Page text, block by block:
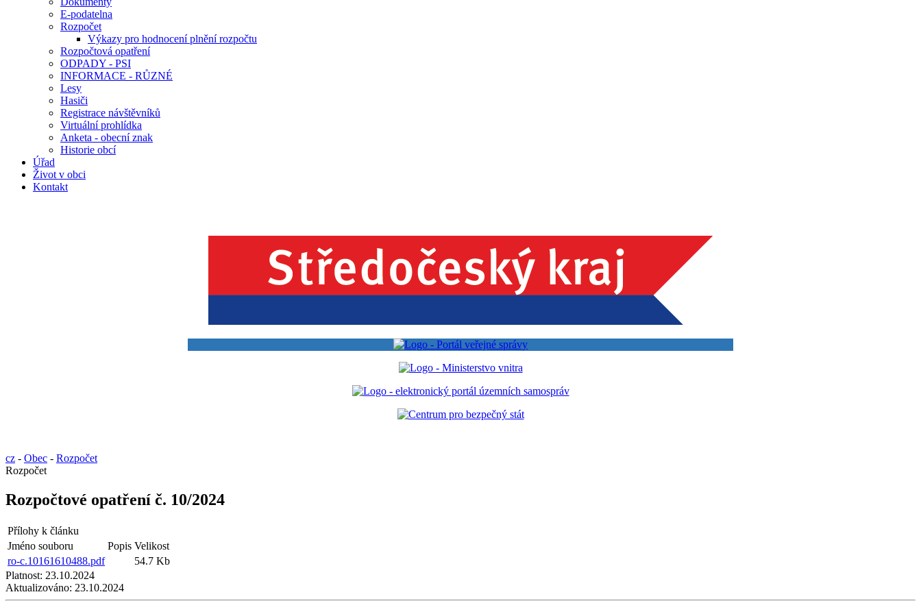
E-podatelna
Rozpočet
Výkazy pro hodnocení plnění rozpočtu
Rozpočtová opatření
ODPADY - PSI
INFORMACE - RŮZNÉ
Lesy
Hasiči
Registrace návštěvníků
Virtuální prohlídka
Anketa - obecní znak
Historie obcí
Úřad
Život v obci
Kontakt
cz - Obec - Rozpočet
Rozpočet
Rozpočtové opatření č. 10/2024
Přílohy k článku
Jméno souboru
Popis Velikost
ro-c.10161610488.pdf
54.7 Kb
Platnost: 23.10.2024
Aktualizováno: 23.10.2024